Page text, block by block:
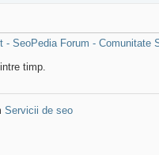
- SeoPedia Forum - Comunitate
timp.
Servicii de seo